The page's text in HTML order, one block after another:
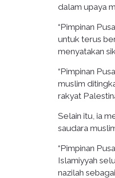
dalam upaya
“Pimpinan
untuk terus
menyatakan
“Pimpinan
muslim
rakyat
Selain itu, ia
saudara
“Pimpinan
Islamiyyah
nazilah